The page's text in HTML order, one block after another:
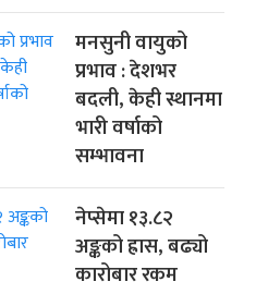
मनसुनी वायुको
प्रभाव : देशभर
बदली, केही स्थानमा
भारी वर्षाको
सम्भावना
नेप्सेमा १३.८२
अङ्कको ह्रास, बढ्यो
कारोबार रकम